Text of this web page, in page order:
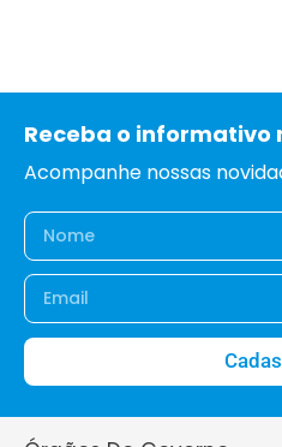
Receba o informativo
Acompanhe nossas